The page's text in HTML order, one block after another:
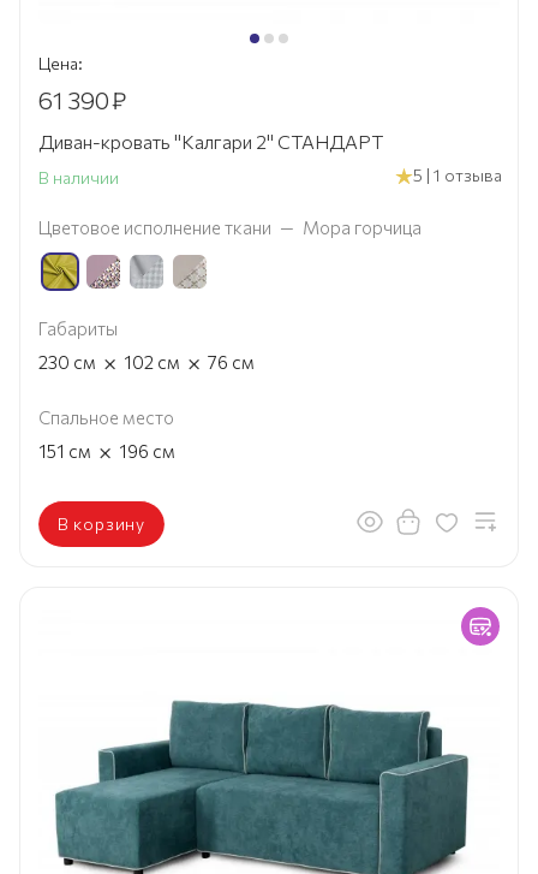
Цена:
61 390₽
Диван-кровать "Калгари 2" СТАНДАРТ
В наличии 5 | 1 отзыва
Цветовое исполнение ткани — Мора горчица
Габариты
230 см × 102 см × 76 см
Спальное место
151 см × 196 см
В корзину